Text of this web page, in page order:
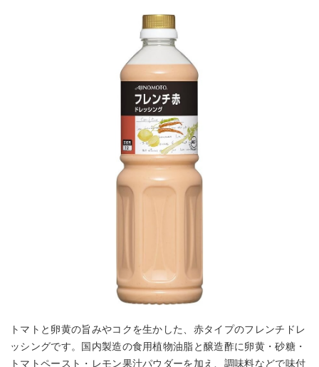
トマトと卵黄の旨みやコクを生かした、赤タイプのフレンチドレ
ッシングです。国内製造の食用植物油脂と醸造酢に卵黄・砂糖・
トマトペースト・レモン果汁パウダーを加え、調味料などで味付